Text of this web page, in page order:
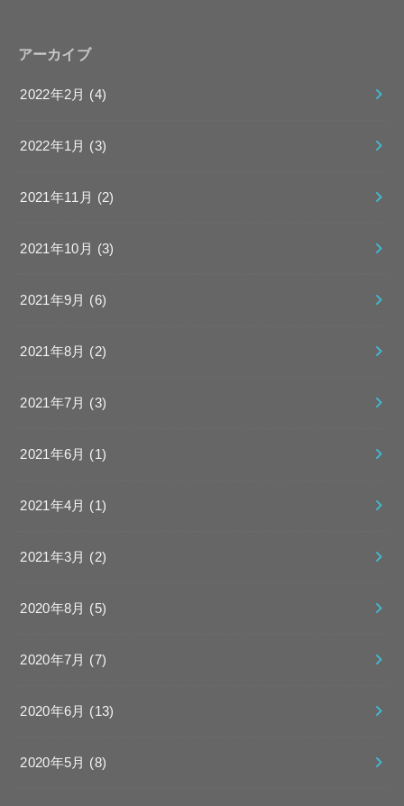
アーカイブ
2022年2月 (4)
2022年1月 (3)
2021年11月 (2)
2021年10月 (3)
2021年9月 (6)
2021年8月 (2)
2021年7月 (3)
2021年6月 (1)
2021年4月 (1)
2021年3月 (2)
2020年8月 (5)
2020年7月 (7)
2020年6月 (13)
2020年5月 (8)